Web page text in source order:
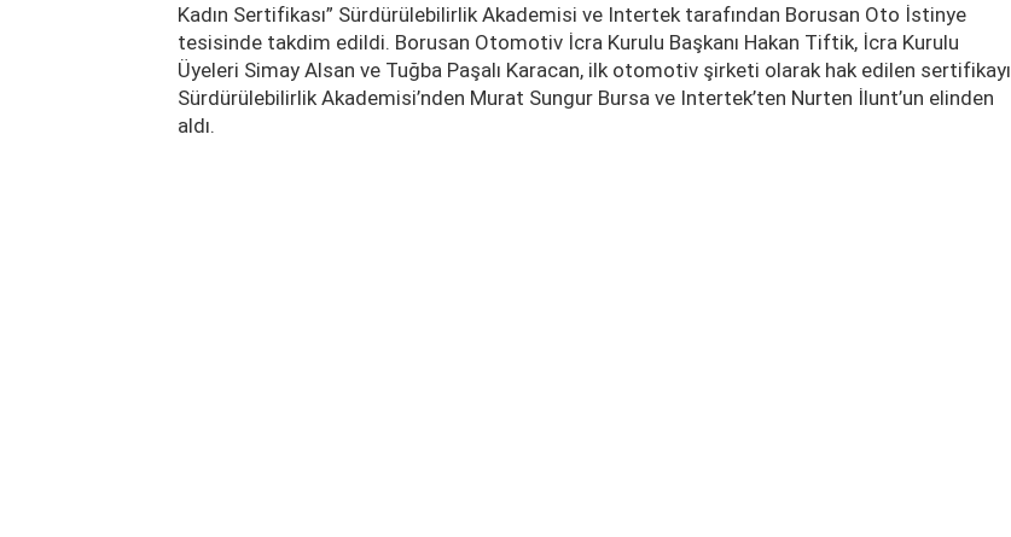
Kadın Sertifikası” Sürdürülebilirlik Akademisi ve Intertek tarafından Borusan Oto İstinye
tesisinde takdim edildi. Borusan Otomotiv İcra Kurulu Başkanı Hakan Tiftik, İcra Kurulu
Üyeleri Simay Alsan ve Tuğba Paşalı Karacan, ilk otomotiv şirketi olarak hak edilen sertifikayı
Sürdürülebilirlik Akademisi’nden Murat Sungur Bursa ve Intertek’ten Nurten İlunt’un elinden
aldı.